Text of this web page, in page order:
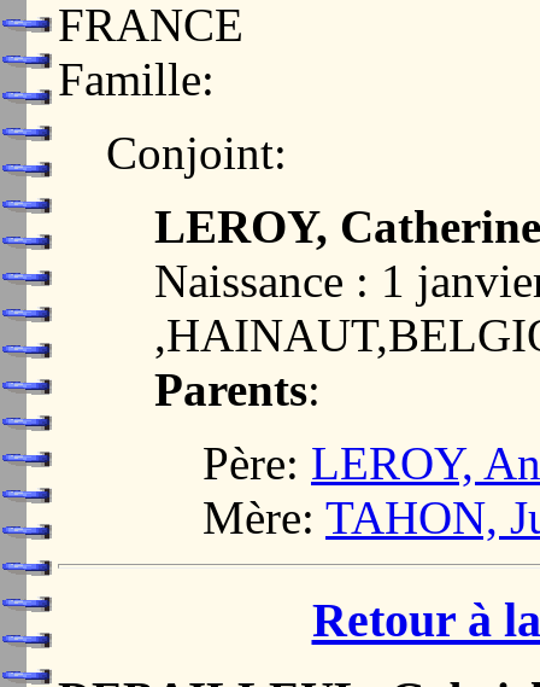
FRANCE
Famille:
Conjoint:
LEROY,
Naissance : 1
Parents:
Père: LEROY,
Mère: TAHON,
Retour à